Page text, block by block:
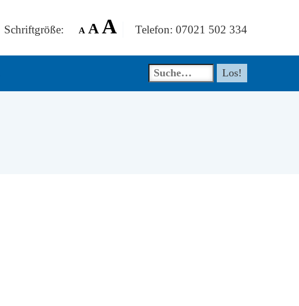
Schriftgröße: A A A Telefon: 07021 502 334